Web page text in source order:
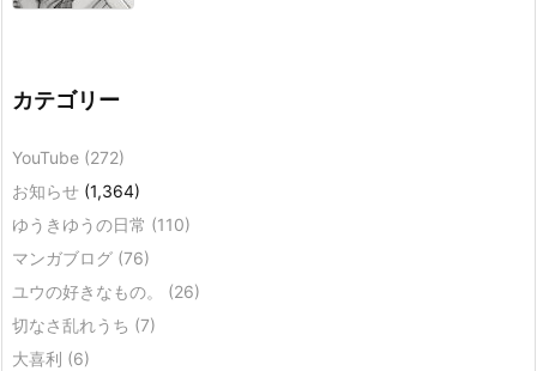
カテゴリー
YouTube (272)
お知らせ (1,364)
ゆうきゆうの日常 (110)
マンガブログ (76)
ユウの好きなもの。 (26)
切なさ乱れうち (7)
大喜利 (6)